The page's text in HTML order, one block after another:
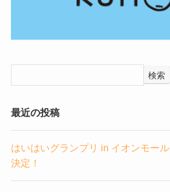
検索
最近の投稿
はいはいグランプリ in イオンモー
決定！